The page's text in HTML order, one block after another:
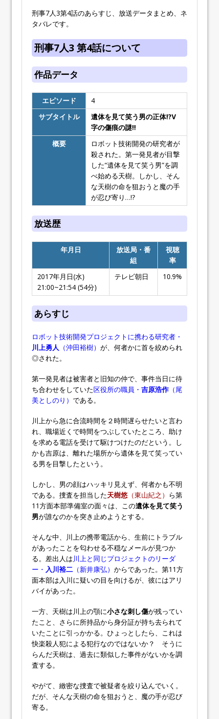
刑事7人3第4話のあらすじ、放送データまとめ、ネ
タバレです。
刑事7人3 第4話について
作品データ
エピソード
4
サブタイトル
遺体を見て笑う男の正体!?V
字の傷痕の謎!!
概要
ロボット技術開発の研究者が
殺された。第一発見者が目撃
した“遺体を見て笑う男”を調
べ始める天樹。しかし、そん
な天樹の命を狙おうと魔の手
が忍び寄り…!?
放送歴
年月日
放送局・番
組
視聴
率
2017年月日(水)
21:00~21:54 (54分)
テレビ朝日 10.9%
あらすじ
ロボット技術開発プロジェクトに携わる研究者・
川上勇人 （沖田裕樹） が、何者かに首を絞められ
◎された。
第一発見者は被害者と旧知の仲で、事件当日に待
ち合わせをしていた区役所の職員・ 吉原浩作（尾
美としのり） である。
川上から急に合流時間を２時間遅らせたいと言わ
れ、職場近くで時間をつぶしていたところ、助け
を求める電話を受けて駆けつけたのだという。し
かも吉原は、離れた場所から遺体を見て笑ってい
る男を目撃したという。
しかし、男の顔はハッキリ見えず、何者かも不明
である。捜査を担当した天樹悠 （東山紀之） ら第
11方面本部準備室の面々は、この遺体を見て笑う
男が誰なのかを突き止めようとする。
そんな中、川上の携帯電話から、生前にトラブル
があったことを匂わせる不穏なメールが見つか
る。差出人は 川上と同じプロジェクトのリーダ
ー・ 入川裕二 （新井康弘） からであった。第11方
面本部は入川に疑いの目を向けるが、彼にはアリ
バイがあった。
一方、天樹は川上の顎に小さな刺し傷が残ってい
たこと、さらに所持品から身分証が持ち去られて
いたことに引っかかる。ひょっとしたら、これは
快楽殺人犯による犯行なのではないか？ そうに
らんだ天樹は、過去に類似した事件がないかを調
査する。
やがて、緻密な捜査で被疑者を絞り込んでいく。
だが、そんな天樹の命を狙おうと、魔の手が忍び
寄る。